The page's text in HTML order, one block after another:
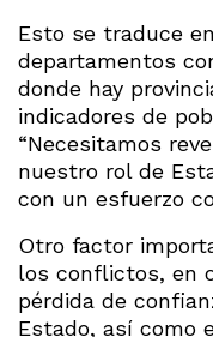
Esto se traduce
departamentos
donde hay
indicadores de
“Necesitamos
nuestro rol de
con un esfuerzo
Otro factor
los conflictos, en
pérdida de
Estado, así como